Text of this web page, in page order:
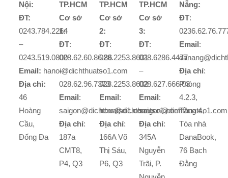
Nội:
ĐT:
0243.784.2264
–
0243.519.0800
Email: hanoi@dichthuatso1.com
Địa chỉ:
46
Hoàng
Cầu,
Đống Đa
TP.HCM
Cơ sở
1:
ĐT:
028.62.60.86.86
–
028.62.96.7373
Email:
saigon@dichthuatso1.com
Địa chỉ:
187a
CMT8,
P4, Q3
TP.HCM
Cơ sở
2:
ĐT:
028.2253.8601
–
028.2253.8602
Email:
hcm@dichthuatso1.com
Địa chỉ:
166A Võ
Thị Sáu,
P6, Q3
TP.HCM
Cơ sở
3:
ĐT:
028.6286.4477
–
028.627.666.03
Email:
saigon@dichthuatso1.com
Địa chỉ:
345A
Nguyễn
Trãi, P.
Nẵng:
ĐT:
Email:
Địa chỉ:
Phòng
4.2.3,
Tầng 4,
Tòa nhà
DanaBook,
76 Bạch
Đằng